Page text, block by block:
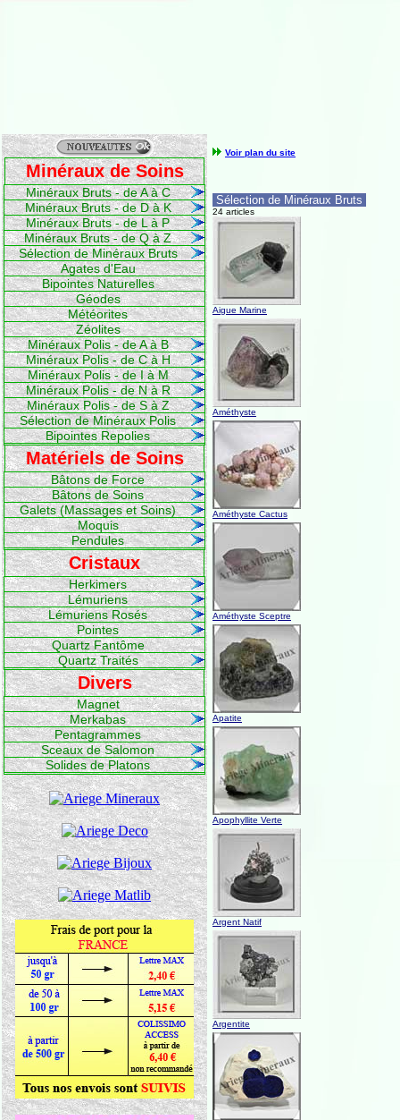
Minéraux de Soins
Minéraux Bruts - de A à C
Minéraux Bruts - de D à K
Minéraux Bruts - de L à P
Minéraux Bruts - de Q à Z
Sélection de Minéraux Bruts
Agates d'Eau
Bipointes Naturelles
Géodes
Météorites
Zéolites
Minéraux Polis - de A à B
Minéraux Polis - de C à H
Minéraux Polis - de I à M
Minéraux Polis - de N à R
Minéraux Polis - de S à Z
Sélection de Minéraux Polis
Bipointes Repolies
Matériels de Soins
Bâtons de Force
Bâtons de Soins
Galets (Massages et Soins)
Moquis
Pendules
Cristaux
Herkimers
Lémuriens
Lémuriens Rosés
Pointes
Quartz Fantôme
Quartz Traités
Divers
Magnet
Merkabas
Pentagrammes
Sceaux de Salomon
Solides de Platons
Voir plan du site
Sélection de Minéraux Bruts
24 articles
Aigue Marine
Améthyste
Améthyste Cactus
Améthyste Sceptre
Apatite
Apophyllite Verte
Argent Natif
Argentite